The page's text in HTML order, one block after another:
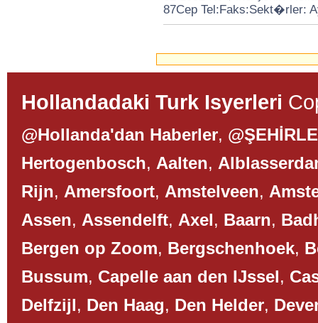
87Cep Tel:Faks:Sekt�rler:
Hollandadaki Turk Isyerleri
@Hollanda'dan Haberler,
Hertogenbosch, Aalten,
Rijn, Amersfoort, Amstelveen,
Assen, Assendelft, Axel, Baarn,
Bergen op Zoom, Bergschenhoek,
Bussum, Capelle aan den IJssel,
Delfzijl, Den Haag, Den Helder,